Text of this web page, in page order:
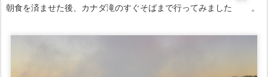
朝食を済ませた後、カナダ滝のすぐそばまで行ってみました 。